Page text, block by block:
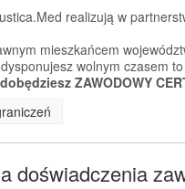
realizują w
mieszkańcem
wolnym czasem
ZAWODOWY
doświadczenia